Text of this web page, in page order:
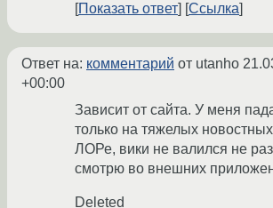
Показать ответ
Ссылка
Ответ на: комментарий от utanho
+00:00
Зависит от сайта. У меня
только на тяжелых
ЛОРе, вики не валился не
смотрю во внешних
Deleted